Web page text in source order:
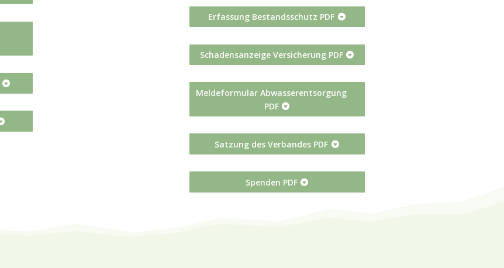
Erfassung Bestandsschutz PDF
Schadensanzeige Versicherung PDF
Meldeformular Abwasserentsorgung
PDF
Satzung des Verbandes PDF
Spenden PDF